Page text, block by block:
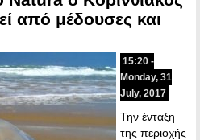
από μέδουσες και
15:20 -
Monday, 31
July, 2017
Την ένταξη
της περιοχής